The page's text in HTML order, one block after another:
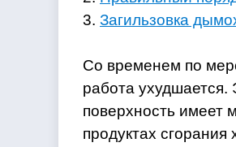
3. Загильзовка
Со временем по
работа ухудшается.
поверхность имеет
продуктах